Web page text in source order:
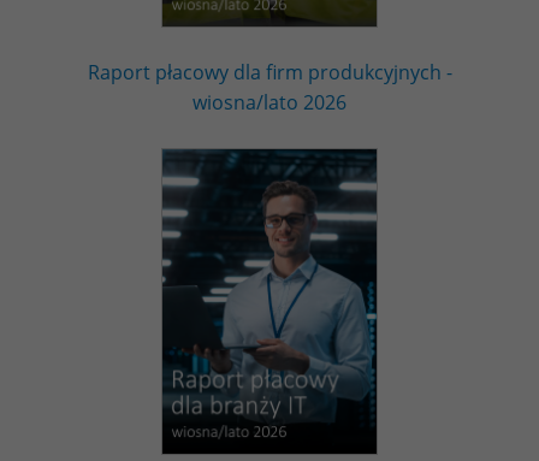
Raport płacowy dla firm produkcyjnych -
wiosna/lato 2026